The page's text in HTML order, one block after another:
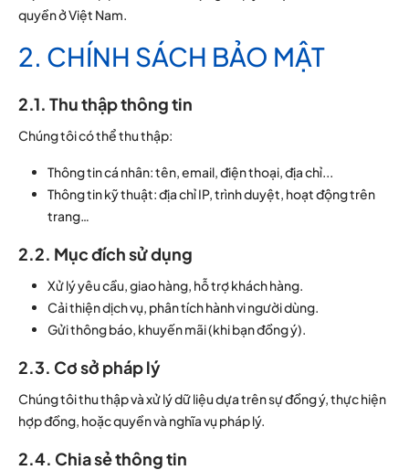
quyền ở Việt Nam.
2. CHÍNH SÁCH BẢO MẬT
2.1. Thu thập thông tin
Chúng tôi có thể thu thập:
Thông tin cá nhân: tên, email, điện thoại, địa chỉ...
Thông tin kỹ thuật: địa chỉ IP, trình duyệt, hoạt động trên
trang…
2.2. Mục đích sử dụng
Xử lý yêu cầu, giao hàng, hỗ trợ khách hàng.
Cải thiện dịch vụ, phân tích hành vi người dùng.
Gửi thông báo, khuyến mãi (khi bạn đồng ý).
2.3. Cơ sở pháp lý
Chúng tôi thu thập và xử lý dữ liệu dựa trên sự đồng ý, thực hiện
hợp đồng, hoặc quyền và nghĩa vụ pháp lý.
2.4. Chia sẻ thông tin